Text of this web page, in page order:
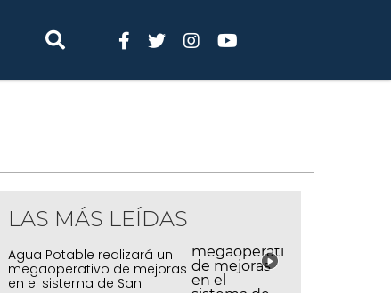
LAS MÁS LEÍDAS
Agua Potable realizará un
megaoperativo de mejoras
en el sistema de San